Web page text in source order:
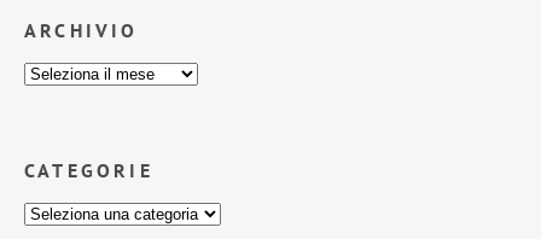
ARCHIVIO
CATEGORIE